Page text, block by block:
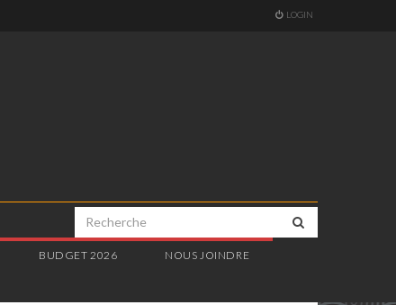
LOGIN
BUDGET 2026 NOUS JOINDRE